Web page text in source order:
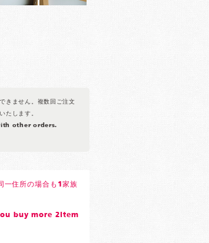
きません。複数回ご注文
たします。
other orders.
一住所の場合も1家族
buy more 2item